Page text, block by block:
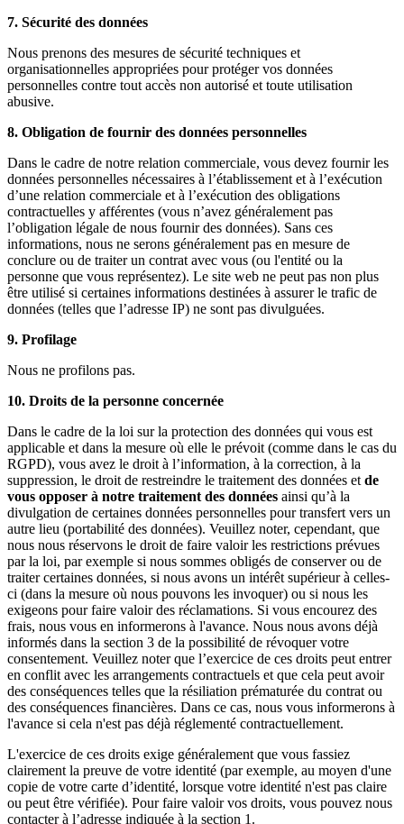
7. Sécurité des données
Nous prenons des mesures de sécurité techniques et
organisationnelles appropriées pour protéger vos données
personnelles contre tout accès non autorisé et toute utilisation
abusive.
8. Obligation de fournir des données personnelles
Dans le cadre de notre relation commerciale, vous devez fournir les
données personnelles nécessaires à l’établissement et à l’exécution
d’une relation commerciale et à l’exécution des obligations
contractuelles y afférentes (vous n’avez généralement pas
l’obligation légale de nous fournir des données). Sans ces
informations, nous ne serons généralement pas en mesure de
conclure ou de traiter un contrat avec vous (ou l'entité ou la
personne que vous représentez). Le site web ne peut pas non plus
être utilisé si certaines informations destinées à assurer le trafic de
données (telles que l’adresse IP) ne sont pas divulguées.
9. Profilage
Nous ne profilons pas.
10. Droits de la personne concernée
Dans le cadre de la loi sur la protection des données qui vous est
applicable et dans la mesure où elle le prévoit (comme dans le cas du
RGPD), vous avez le droit à l’information, à la correction, à la
suppression, le droit de restreindre le traitement des données et de
vous opposer à notre traitement des données ainsi qu’à la
divulgation de certaines données personnelles pour transfert vers un
autre lieu (portabilité des données). Veuillez noter, cependant, que
nous nous réservons le droit de faire valoir les restrictions prévues
par la loi, par exemple si nous sommes obligés de conserver ou de
traiter certaines données, si nous avons un intérêt supérieur à celles-
ci (dans la mesure où nous pouvons les invoquer) ou si nous les
exigeons pour faire valoir des réclamations. Si vous encourez des
frais, nous vous en informerons à l'avance. Nous nous avons déjà
informés dans la section 3 de la possibilité de révoquer votre
consentement. Veuillez noter que l’exercice de ces droits peut entrer
en conflit avec les arrangements contractuels et que cela peut avoir
des conséquences telles que la résiliation prématurée du contrat ou
des conséquences financières. Dans ce cas, nous vous informerons à
l'avance si cela n'est pas déjà réglementé contractuellement.
L'exercice de ces droits exige généralement que vous fassiez
clairement la preuve de votre identité (par exemple, au moyen d'une
copie de votre carte d’identité, lorsque votre identité n'est pas claire
ou peut être vérifiée). Pour faire valoir vos droits, vous pouvez nous
contacter à l’adresse indiquée à la section 1.